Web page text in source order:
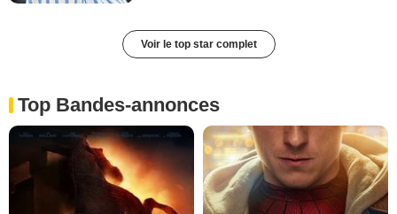
Voir le top star complet
Top Bandes-annonces